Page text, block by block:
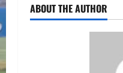
ABOUT THE AUTHOR